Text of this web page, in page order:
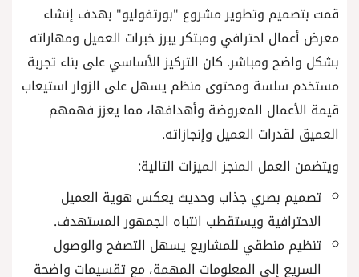
قمت بتصميم وتطوير مشروع "بورتفوليو" بهدف إنشاء
معرض أعمال احترافي ومبتكر يبرز خبرات العميل ومهاراته
بشكل واضح ومباشر. كان التركيز الأساسي على بناء تجربة
مستخدم سلسة ومحتوى منظم يسهل على الزوار استيعاب
قيمة الأعمال المعروضة وأهدافها، مما يعزز فهمهم
العميق لقدرات العميل وإنجازاته.
ويتضمن العمل المنجز الميزات التالية:
تصميم بصري جذاب وحديث يعكس هوية العميل
الاحترافية ويستقطب انتباه الجمهور المستهدف.
تنظيم منطقي للمشاريع يسهل التصفح والوصول
السريع إلى المعلومات المهمة، مع تقسيمات واضحة